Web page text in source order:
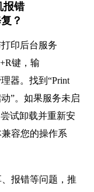
报错
？
印后台服务
键，输
理器。找到“Print
”。如果服务未启
试卸载并重新安
容您的操作系
报错等问题，推